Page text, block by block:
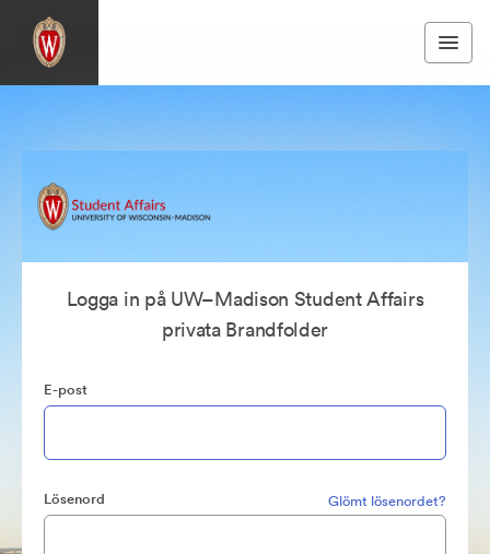
Logga in på UW–Madison Student Affairs
privata Brandfolder
E-post
Lösenord Glömt lösenordet?